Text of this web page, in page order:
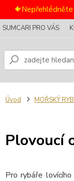
🐠Nepřehlédněte
SUMCARI PRO VÁS
Úvod MOŘSKÝ
Plovoucí
Pro rybáře